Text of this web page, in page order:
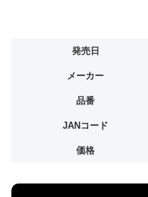
発売日
メーカー
品番
JANコード
価格